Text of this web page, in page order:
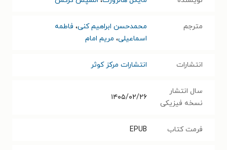
مترجم محمدحسن ابراهیم کنی، فاطمه
اسماعیلی، مریم امام
انتشارات انتشارات مرکز کوثر
سال انتشار
نسخه فیزیکی
۱۴۰۵/۰۲/۲۶
فرمت کتاب EPUB